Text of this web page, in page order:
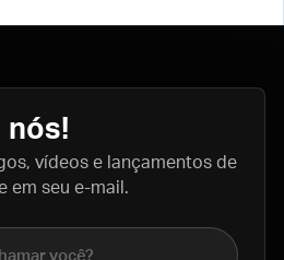
nós!
vídeos e lançamentos de
em seu e-mail.